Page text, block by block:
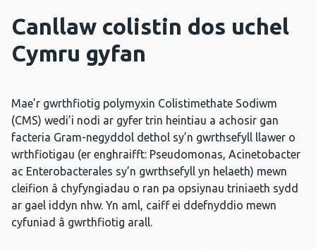
Canllaw colistin dos uchel
Cymru gyfan
Mae’r gwrthfiotig polymyxin Colistimethate Sodiwm
(CMS) wedi’i nodi ar gyfer trin heintiau a achosir gan
facteria Gram-negyddol dethol sy’n gwrthsefyll llawer o
wrthfiotigau (er enghraifft: Pseudomonas, Acinetobacter
ac Enterobacterales sy’n gwrthsefyll yn helaeth) mewn
cleifion â chyfyngiadau o ran pa opsiynau triniaeth sydd
ar gael iddyn nhw. Yn aml, caiff ei ddefnyddio mewn
cyfuniad â gwrthfiotig arall.